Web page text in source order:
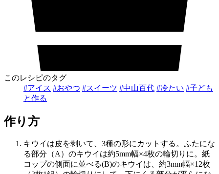
このレシピのタグ
#アイス #おやつ #スイーツ #中山百代 #冷たい #子ども
と作る
作り方
キウイは皮を剥いて、3種の形にカットする。ふたにな
る部分（A）のキウイは約5mm幅×4枚の輪切りに。紙
コップの側面に並べる(B)のキウイは、約3mm幅×12枚